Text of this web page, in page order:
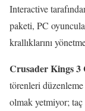
Interactive
paketi, PC
krallıklarını
Crusader Kings 3
törenleri
olmak yetmiyor; taç